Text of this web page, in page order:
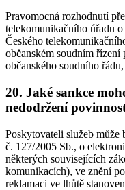
Pravomocná rozhodnutí
telekomunikačního úřadu
Českého
občanském soudním řízení
občanského soudního
20. Jaké sankce
nedodržení
Poskytovateli služeb může
č. 127/2005 Sb., o
některých souvisejících
komunikacích), ve znění
reklamaci ve lhůtě